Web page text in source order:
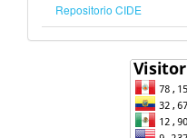
Repositorio CIDE